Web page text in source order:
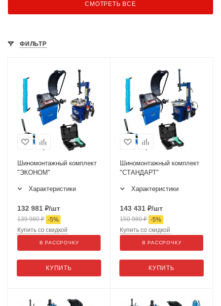
СМОТРЕТЬ ВСЕ
ФИЛЬТР
Шиномонтажный комплект
"ЭКОНОМ"
Характеристики
132 981 ₽/шт
139 980₽ -5%
КУПИТЬ
Купить со скидкой
В РАССРОЧКУ
Шиномонтажный комплект
"СТАНДАРТ"
Характеристики
143 431 ₽/шт
150 980₽ -5%
КУПИТЬ
Купить со скидкой
В РАССРОЧКУ